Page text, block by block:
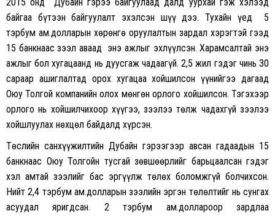
байгаа бүтээн байгуулалт эхэлсэн шүү дээ. Тухайн үед 5
тэрбум ам.долларын хөрөнгө оруулалтын зардал хэрэгтэй гээд
15 банкнаас зээл аваад энэ ажлыг эхлүүлсэн. Харамсалтай энэ
ажлыг бол хугацаанд нь дуусгаж чадаагүй. 2,5 жил гэдэг чинь 30
сараар ашиглалтад орох хугацаа хойшилсон үүнийгээ дагаад
Оюу Толгой компанийн олох мөнгөн орлого хойшилсон. Тэгэхээр
орлого нь хойшилчихоор хүүгээ, зээлээ төлж чадахгүй зээлээ
хойшлуулах нөхцөл байдалд хүрсэн.
Төслийн санхүүжилтийн Дубайн гэрээгээр авсан гадаадын 15
банкнаас Оюу Толгойн тусгай зөвшөөрлийг барьцаалсан гэдэг
хэл амтай зээлийг бас эргүүлж төлөх боломжгүй болчихсон.
Нийт 2,4 тэрбум ам.долларын зээлийн эргэн төлөлтийг нь сунгах
асуудал яригдсан. 2 тэрбум ам.доллароор зардлаа